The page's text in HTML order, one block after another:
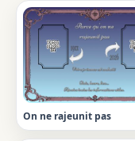
On ne rajeunit pas